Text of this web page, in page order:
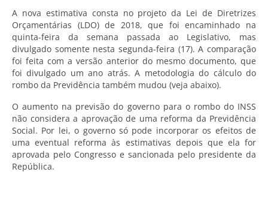
A nova estimativa consta no projeto da Lei de Diretrizes
Orçamentárias (LDO) de 2018, que foi encaminhado na
quinta-feira da semana passada ao Legislativo, mas
divulgado somente nesta segunda-feira (17). A comparação
foi feita com a versão anterior do mesmo documento, que
foi divulgado um ano atrás. A metodologia do cálculo do
rombo da Previdência também mudou (veja abaixo).
O aumento na previsão do governo para o rombo do INSS
não considera a aprovação de uma reforma da Previdência
Social. Por lei, o governo só pode incorporar os efeitos de
uma eventual reforma às estimativas depois que ela for
aprovada pelo Congresso e sancionada pelo presidente da
República.